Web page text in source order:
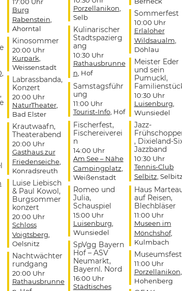
,
17:00 Uhr
Burg
Rabenstein,
Ahorntal
Kinosommer
20:00 Uhr
Kurpark,
Weissenstadt
Labrassbanda,
Konzert
20:00 Uhr
NaturTheater,
Bad Elster
Krautwaafn,
Theaterabend
20:00 Uhr
Gasthaus zur
Friedenseiche,
Konradsreuth
Luise Liebisch
& Paul Kowol,
Burgsommer
konzert
20:00 Uhr
Schloss
Voigtsberg,
Oelsnitz
Nachtwächter
rundgang
20:00 Uhr
Rathausbrunne
Porzellanikon,
Selb
Kulinarischer
Stadtspazierg
ang
10:30 Uhr
Rathausbrunne
n, Hof
Samstagsführ
ung
11:00 Uhr
Tourist-Info, Hof
Fischerfest,
Fischereiverei
n
14:00 Uhr
Am See – Nähe
Campingplatz,
Weißenstadt
Romeo und
Julia,
Schauspiel
15:00 Uhr
Luisenburg,
Wunsiedel
SpVgg Bayern
Hof – ASV
Neumarkt,
Bayernl. Nord
16:00 Uhr
Städtisches
Sommerfest
10:00 Uhr
Erlaloher
Wildsaualm,
Döhlau
Meister Eder
und sein
Pumuckl,
10:30 Uhr
Luisenburg,
Wunsiedel
Jazz-
, Dixieland-
Jazzband
10:30 Uhr
Tennis-Club
Selbitz,
Haus
auf Reisen,
Blechbläser
11:00 Uhr
Museen im
Mönchshof,
Kulmbach
Museumsfest
11:00 Uhr
Porzellanikon,
Hohenberg